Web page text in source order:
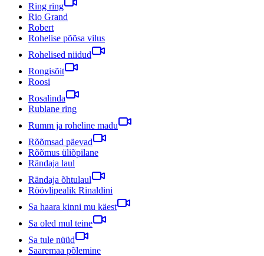
Ring ring
Rio Grand
Robert
Rohelise põõsa vilus
Rohelised niidud
Rongisõit
Roosi
Rosalinda
Rublane ring
Rumm ja roheline madu
Rõõmsad päevad
Rõõmus üliõpilane
Rändaja laul
Rändaja õhtulaul
Röövlipealik Rinaldini
Sa haara kinni mu käest
Sa oled mul teine
Sa tule nüüd
Saaremaa põlemine